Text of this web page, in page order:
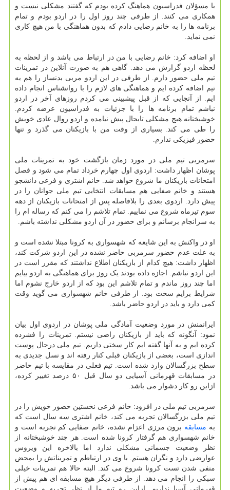
با مسؤلان فدراسیون هماهنگ کرده بودم که گفتند مشکلی نیست و
همکاری می کنند. از طرفی چند روز اول را در اردو بودم و تمام
برنامه ها را به خانم رضایی دادم که بدون هماهنگی با من هیچ کاری
نمی نماید.
او اضافه کرد: خانم رضایی با من در ارتباط می باشد و از لحظه به
لحظه اردو گزارش می دهد. گاهی هم به صورت آنلاین در تمرینات
تیم ملی حضور دارم. از طرفی در این اردو مربی بدنساز را هم به
تیم اضافه کرده ایم و هماهنگی های لازم را با روانشناس انجام داده
ایم. از آنجایی که از قبل پیشبینی می کردم روزهای آخر در اردو
نباشم تمام برنامه ها را با جزئیات به فدراسیون عرضه کردم.
خوشبختانه هیچ مشکلی تابحال پیش نیامده و اردو روال عادی خویش
را طی می کند. بسیاری از وقت من با بازیکنان می گذرد و تنها
حضور فیزیکی ندارم.
سرمربی تیم ملی در مورد زمان بازگشت خود به تمرینات ملی
پوشان اظهار داشت: اردوی اول چهارم خرداد تمام می شود و فصل
امتحانات بازیکنان ما شروع خواهد شد. خانم اشتری و فرعی دانشجو
هستند و خانم صفایی هم مسابقات انتخابی تیم ملی جوانان را در
پیش دارد. اردوی بعدی را بلافاصله پس از امتحانات بازیکنان از دهه
سوم تیرماه شروع می نماییم. تمام تلاشم را می کنم که رساله ام را
به سرانجام برسانم و برای حضور در آن اردو مشکلی نداشته باشم.
او در واکنش به این شایعه که شهسواری به کرونا مبتلا نشده است و
به علت عدم حضور سرمربی حاضر نشده در این اردو شرکت کند،
اظهار داشت: هیچ کدام از بازیکنان اطلاع نداشتند که مقرر است در
این اردو نباشم. اجازه داده بودند یک روز برای هماهنگی به اردو بیایم
اما چند روز ماندم و تمام تلاشم این بود که از اردو خارج نشوم اما
شرایط برایم سخت بود. از طرفی خانم شهسواری می گوید وقت
کمی دارد و باید در اردو حاضر باشد.
ایرانمنش در مورد وضعیت آمادگی ملی پوشان در اردوی اول بیان
نمود: آنگونه که باید از بازیکنان راضی نیستم. تمرینات را فشرده
کرده ایم و به آنها گفته ایم کار سختی داریم. تیم ملی درحال پوست
اندازی است، بعضی از بازیکنان قبلی کنار رفته اند و نسل جدیدی به
سطح بزرگسالان وارد شده است. تیم فعلی در مقایسه با تیم حاضر
در مسابقات قهرمانی آسیایی دو سال قبل ۵۰ درصد تغییر کرده،
ازاین رو کار دشوار می باشد.
سرمربی تیم ملی در افزود: خانم فرعی نخستین حضور خویش را در
تیم ملی بزرگسالان تجربه می کند، خانم اشتری سه سال است که
به مسابقه برون مرزی اعزام نشده، خانم صفایی کم تجربه است و
خانم شهسواری هم گرفتار کرونا شده است. هر چند خوشبختانه از
نظر وضعیت جسمانی مشکلی ندارد اما بالاخره این ویروس
عوارضی دارد و نگران هستم. با وی در ارتباطم و تمریناتش را بمحض
منفی شدن تست کرونا شروع می کند. البته حالا هم تمرینات خیلی
سبکی را انجام می دهد. از طرفی دیگر هیچ مسابقه ای هم پیش از